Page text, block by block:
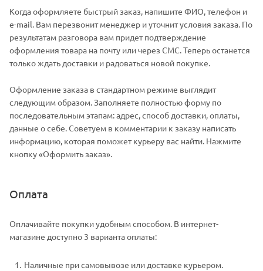
Когда оформляете быстрый заказ, напишите ФИО, телефон и
e-mail. Вам перезвонит менеджер и уточнит условия заказа. По
результатам разговора вам придет подтверждение
оформления товара на почту или через СМС. Теперь останется
только ждать доставки и радоваться новой покупке.
Оформление заказа в стандартном режиме выглядит
следующим образом. Заполняете полностью форму по
последовательным этапам: адрес, способ доставки, оплаты,
данные о себе. Советуем в комментарии к заказу написать
информацию, которая поможет курьеру вас найти. Нажмите
кнопку «Оформить заказ».
Оплата
Оплачивайте покупки удобным способом. В интернет-
магазине доступно 3 варианта оплаты:
Наличные при самовывозе или доставке курьером.